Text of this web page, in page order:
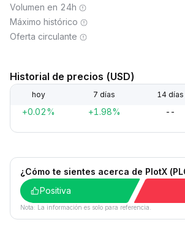
Volumen en 24h
Máximo histórico
Oferta circulante
Historial de precios (USD)
hoy 7 días 14 días
+0.02% +1.98% --
¿Cómo te sientes acerca de PlotX
Positiva
Nota: La información es solo para referencia.